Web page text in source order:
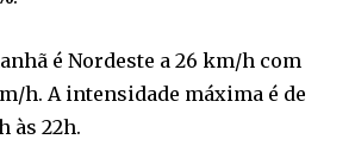
é Nordeste a 26 km/h com
h. A intensidade máxima é de
às 22h.